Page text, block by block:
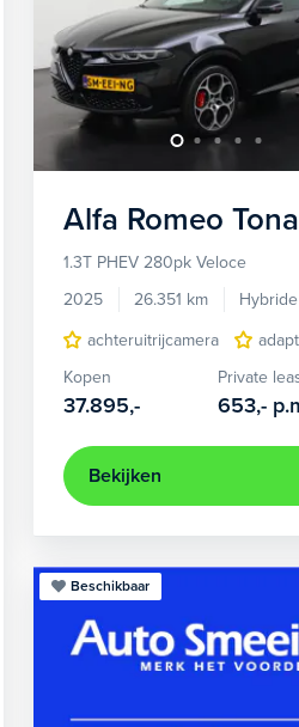
Alfa Romeo
1.3T PHEV 280pk Veloce
2025
26.351 km Hybride
achteruitrijcamera
Kopen
37.895,-
Private
653,-
Bekijken
Beschikbaar